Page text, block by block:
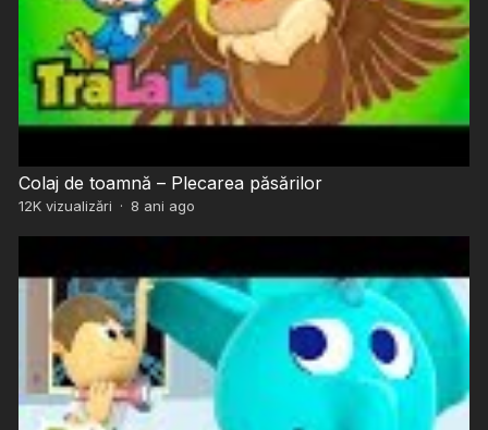
Colaj de toamnă – Plecarea păsărilor
12Kvizualizări · 8 ani ago